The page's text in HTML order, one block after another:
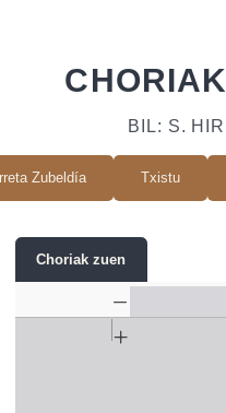
BIL: S.
Zubeldía Txistu
Choriak zuen